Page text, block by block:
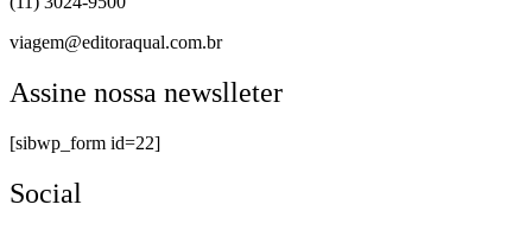
viagem@editoraqual.com.br
Assine nossa newslleter
[sibwp_form id=22]
Social